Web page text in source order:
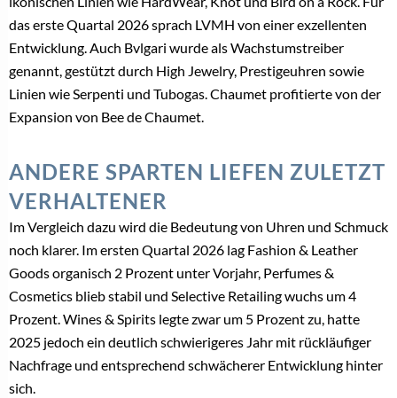
das erste Quartal 2026 sprach LVMH von einer exzellenten
Entwicklung. Auch Bvlgari wurde als Wachstumstreiber
genannt, gestützt durch High Jewelry, Prestigeuhren sowie
Linien wie Serpenti und Tubogas. Chaumet profitierte von der
Expansion von Bee de Chaumet.
ANDERE SPARTEN LIEFEN ZULETZT
VERHALTENER
Im Vergleich dazu wird die Bedeutung von Uhren und Schmuck
noch klarer. Im ersten Quartal 2026 lag Fashion & Leather
Goods organisch 2 Prozent unter Vorjahr, Perfumes &
Cosmetics blieb stabil und Selective Retailing wuchs um 4
Prozent. Wines & Spirits legte zwar um 5 Prozent zu, hatte
2025 jedoch ein deutlich schwierigeres Jahr mit rückläufiger
Nachfrage und entsprechend schwächerer Entwicklung hinter
sich.